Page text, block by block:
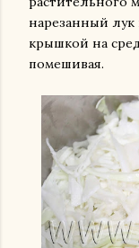
нарезанный лук
крышкой на
помешивая.